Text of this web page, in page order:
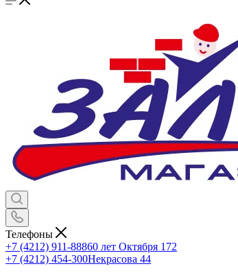
Телефоны
+7 (4212) 911-88860 лет Октября 172
+7 (4212) 454-300Некрасова 44